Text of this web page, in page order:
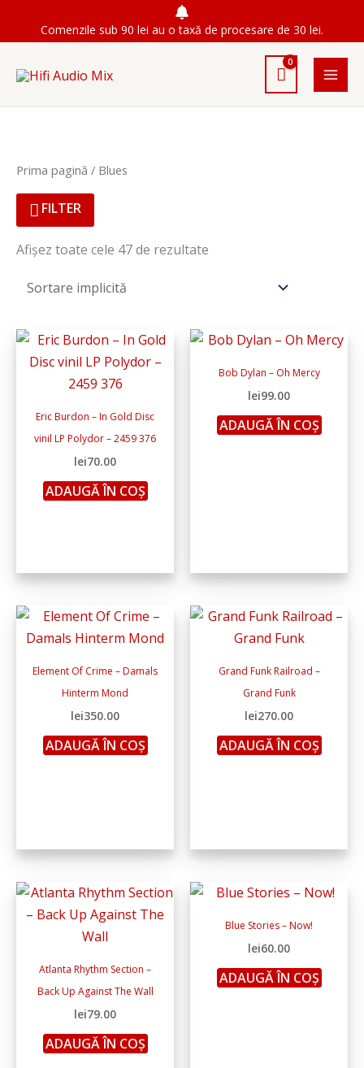
Comenzile sub 90 lei au o taxă de procesare de 30 lei.
Prima pagină / Blues
FILTER
Afișez toate cele 47 de rezultate
Eric Burdon – In Gold Disc
vinil LP Polydor ‎– 2459 376
lei70.00
ADAUGĂ ÎN COȘ
Bob Dylan – Oh Mercy
lei99.00
ADAUGĂ ÎN COȘ
Element Of Crime – Damals
Hinterm Mond
lei350.00
ADAUGĂ ÎN COȘ
Grand Funk Railroad ‎–
Grand Funk
lei270.00
ADAUGĂ ÎN COȘ
Atlanta Rhythm Section –
Back Up Against The Wall
lei79.00
ADAUGĂ ÎN COȘ
Blue Stories – Now!
lei60.00
ADAUGĂ ÎN COȘ